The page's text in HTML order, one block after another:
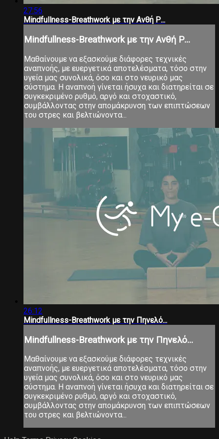
27:56
Mindfullness-Breathwork με την Ανθή Ρ...
Mindfullness-Breathwork με την Ανθή Ρ...
Μαθαίνουμε να εξασκούμε διάφορες τεχνικές
αναπνοής, με ευεργετικά αποτελέσματα, τόσο στην
υγεία μας συνολικά, όσο και στο νευρικό μας
σύστημα. Η αναπνοή γίνεται ήσυχα και διατηρείται σε
συγκεκριμένο ρυθμό, αργό και στοχαστικό,
συμβάλλοντας στην απομάκρυνση των επιπτώσεων
του στρες και βελτιώνοντα...
26:12
Mindfullness-Breathwork με την Πηνελό...
Mindfullness-Breathwork με την Πηνελό...
Μαθαίνουμε να εξασκούμε διάφορες τεχνικές
αναπνοής, με ευεργετικά αποτελέσματα, τόσο στην
υγεία μας συνολικά, όσο και στο νευρικό μας
σύστημα. Η αναπνοή γίνεται ήσυχα και διατηρείται σε
συγκεκριμένο ρυθμό, αργό και στοχαστικό,
συμβάλλοντας στην απομάκρυνση των επιπτώσεων
του στρες και βελτιώνοντα...